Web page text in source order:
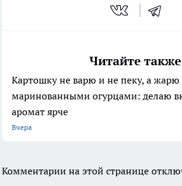
Читайте
Картошку не варю и не пеку, а жарю
маринованными огурцами: делаю
аромат ярче
Вчера
Комментарии на этой странице